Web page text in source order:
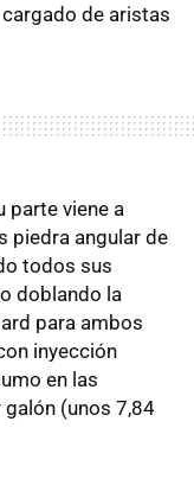
de aristas
parte viene a
piedra angular de
todos sus
doblando la
para ambos
inyección
en las
(unos 7,84